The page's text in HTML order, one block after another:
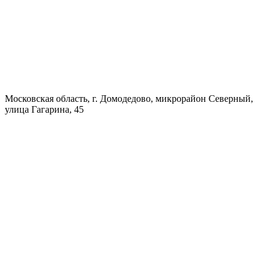
Московская область, г. Домодедово, микрорайон Северный,
улица Гагарина, 45